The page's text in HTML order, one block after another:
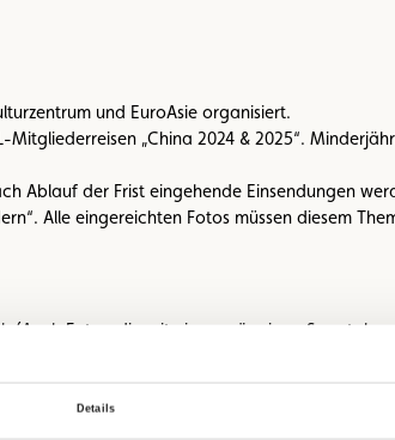
Details
und EuroAsie organisiert.
Mitgliederreisen „China 2024 & 2025“.
Ablauf der Frist eingehende Einsendungen
Alle eingereichten Fotos müssen diesem
(Auch Fotos, die mit einem gängigen
enthalten.
Fotos besitzen. Mit der Einsendung